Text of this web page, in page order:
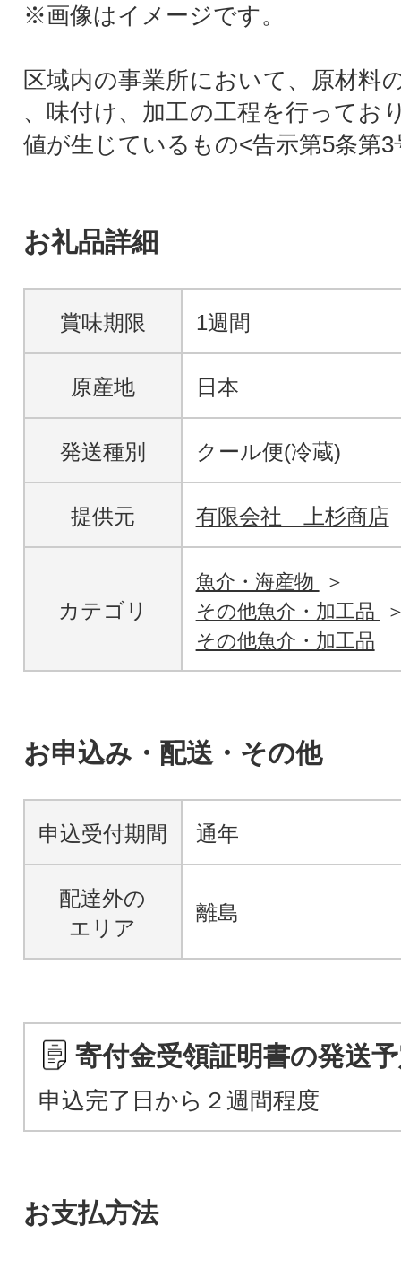
※画像はイメージです。
区域内の事業所において、原材料
、味付け、加工の工程を行ってお
値が生じているもの<告示第5条第3
お礼品詳細
賞味期限 1週間
原産地 日本
発送種別 クール便(冷蔵)
提供元 有限会社 上杉商店
カテゴリ
魚介・海産物
その他魚介・加工品
その他魚介・加工品
お申込み・配送・その他
申込受付期間 通年
配達外の
エリア
離島
寄付金受領証明書の発送
申込完了日から２週間程度
お支払方法